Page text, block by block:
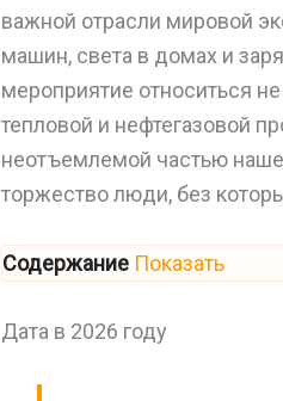
важной отрасли мировой
машин, света в домах и
мероприятие относиться
тепловой и нефтегазовой
неотъемлемой частью
торжество люди, без
Содержание Показать
Дата в 2026 году